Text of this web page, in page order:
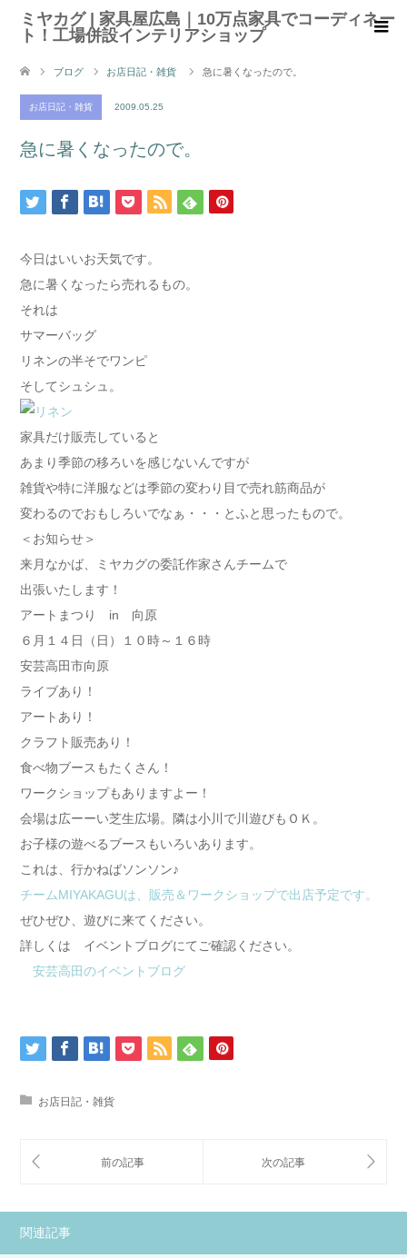
ミヤカグ | 家具屋広島｜10万点家具でコーディネー
ト！工場併設インテリアショップ
ブログ お店日記・雑貨 急に暑くなったので。
お店日記・雑貨 2009.05.25
急に暑くなったので。
今日はいいお天気です。
急に暑くなったら売れるもの。
それは
サマーバッグ
リネンの半そでワンピ
そしてシュシュ。
家具だけ販売していると
あまり季節の移ろいを感じないんですが
雑貨や特に洋服などは季節の変わり目で売れ筋商品が
変わるのでおもしろいでなぁ・・・とふと思ったもので。
＜お知らせ＞
来月なかば、ミヤカグの委託作家さんチームで
出張いたします！
アートまつり in 向原
６月１４日（日）１０時～１６時
安芸高田市向原
ライブあり！
アートあり！
クラフト販売あり！
食べ物ブースもたくさん！
ワークショップもありますよー！
会場は広ーーい芝生広場。隣は小川で川遊びもＯＫ。
お子様の遊べるブースもいろいあります。
これは、行かねばソンソン♪
チームMIYAKAGUは、販売＆ワークショップで出店予定です。
ぜひぜひ、遊びに来てください。
詳しくは イベントブログにてご確認ください。
安芸高田のイベントブログ
お店日記・雑貨
関連記事